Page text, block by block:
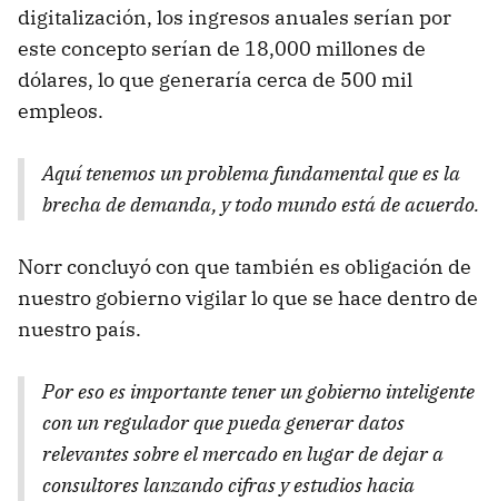
digitalización, los ingresos anuales serían por
este concepto serían de 18,000 millones de
dólares, lo que generaría cerca de 500 mil
empleos.
Aquí tenemos un problema fundamental que es la
brecha de demanda, y todo mundo está de acuerdo.
Norr concluyó con que también es obligación de
nuestro gobierno vigilar lo que se hace dentro de
nuestro país.
Por eso es importante tener un gobierno inteligente
con un regulador que pueda generar datos
relevantes sobre el mercado en lugar de dejar a
consultores lanzando cifras y estudios hacia